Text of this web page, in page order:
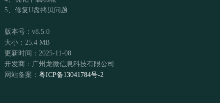
5、修复U盘拷贝问题
版本号：v8.5.0
大小：25.4 MB
更新时间：2025-11-08
开发商：广州龙微信息科技有限公司
网站备案： 粤ICP备13041784号-2